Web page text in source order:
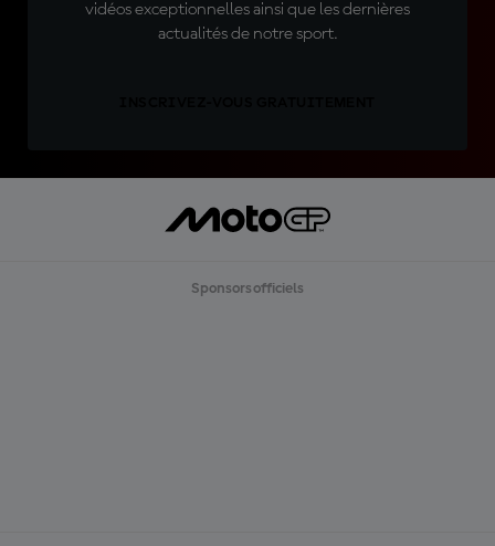
vidéos exceptionnelles ainsi que les dernières
actualités de notre sport.
Sponsors officiels